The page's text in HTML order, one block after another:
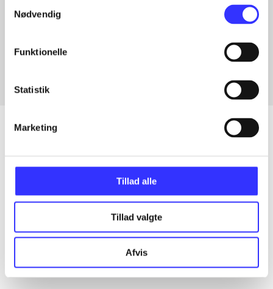
Nødvendig
Funktionelle
Statistik
Marketing
Tillad alle
Tillad valgte
Afvis
Artikler
Alle registrerede artikler fordelt på udgivelser